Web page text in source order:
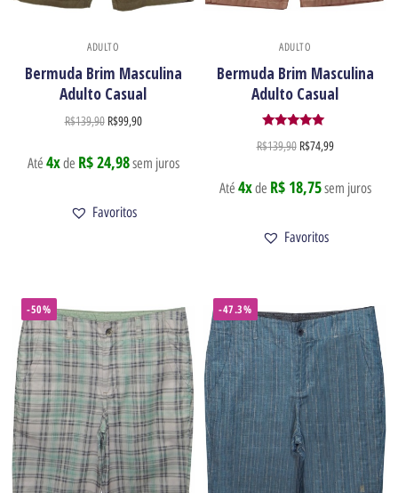
ADULTO
Bermuda Brim Masculina
Adulto Casual
R$139,90 R$99,90
Até 4xde R$ 24,98sem juros
Favoritos
ADULTO
Bermuda Brim Masculina
Adulto Casual
Avaliação
5.00
R$139,90 R$74,99
Até 4xde R$ 18,75sem juros
Favoritos
-50% -47.3%
Newsletter
Receba nossas ofertas por e-mail
Enviar